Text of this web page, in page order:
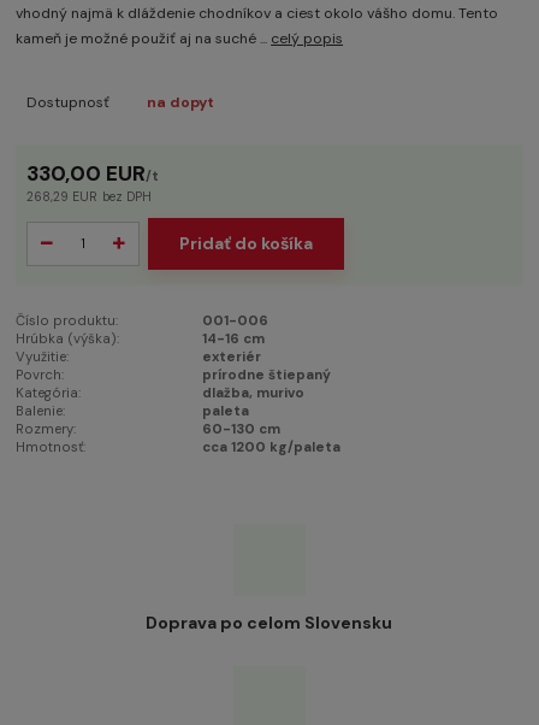
vhodný najmä k dláždenie chodníkov a ciest okolo vášho domu. Tento
kameň je možné použiť aj na suché ... celý popis
Dostupnosť na dopyt
330,00 EUR/t
268,29 EUR bez DPH
Pridať do košíka
Číslo produktu:
001-006
Hrúbka (výška):
14-16 cm
Využitie:
exteriér
Povrch:
prírodne štiepaný
Kategória:
dlažba, murivo
Balenie:
paleta
Rozmery:
60-130 cm
Hmotnosť:
cca 1200 kg/paleta
Doprava po celom Slovensku